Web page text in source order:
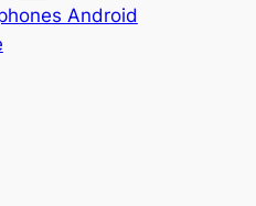
Android